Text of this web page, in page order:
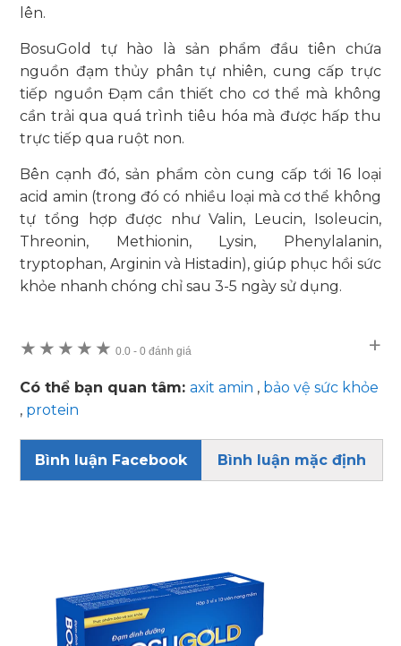
lên.
BosuGold tự hào là sản phẩm đầu tiên chứa
nguồn đạm thủy phân tự nhiên, cung cấp trực
tiếp nguồn Đạm cần thiết cho cơ thể mà không
cần trải qua quá trình tiêu hóa mà được hấp thu
trực tiếp qua ruột non.
Bên cạnh đó, sản phẩm còn cung cấp tới 16 loại
acid amin (trong đó có nhiều loại mà cơ thể không
tự tổng hợp được như Valin, Leucin, Isoleucin,
Threonin, Methionin, Lysin, Phenylalanin,
tryptophan, Arginin và Histadin), giúp phục hồi sức
khỏe nhanh chóng chỉ sau 3-5 ngày sử dụng.
★ ★ ★ ★ ★ 0.0- 0 đánh giá
Có thể bạn quan tâm:axit amin , bảo vệ sức khỏe
, protein
Bình luận Facebook Bình luận mặc định